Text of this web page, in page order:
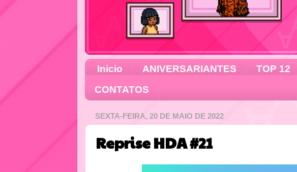
Inicio ANIVERSARIANTES TOP 12
CONTATOS
SEXTA-FEIRA, 20 DE MAIO DE 2022
Reprise HDA #21